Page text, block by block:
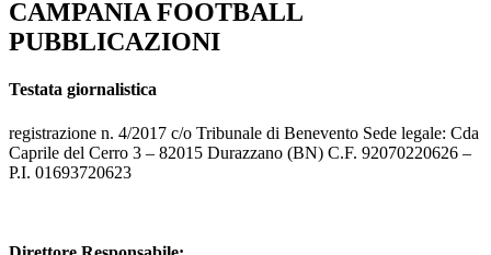
Testata giornalistica
registrazione n. 4/2017 c/o Tribunale di Benevento Sede legale: Cda
P.I. 01693720623